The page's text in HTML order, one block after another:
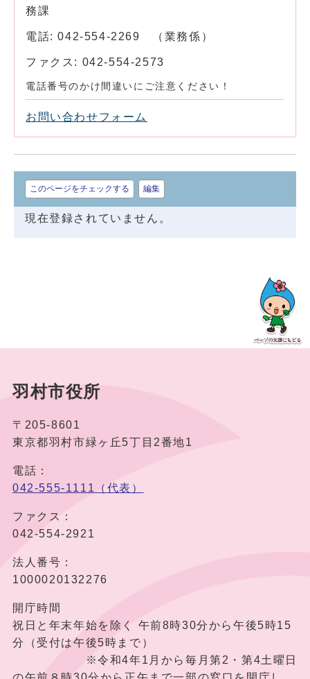
務課
電話: 042-554-2269 （業務係）
ファクス: 042-554-2573
電話番号のかけ間違いにご注意ください！
お問い合わせフォーム
このページをチェックする 編集
現在登録されていません。
羽村市役所
〒205-8601
東京都羽村市緑ヶ丘5丁目2番地1
電話：
042-555-1111（代表）
ファクス：
042-554-2921
法人番号：
1000020132276
開庁時間
祝日と年末年始を除く 午前8時30分から午後5時15
分（受付は午後5時まで）
※令和4年1月から毎月第2・第4土曜日